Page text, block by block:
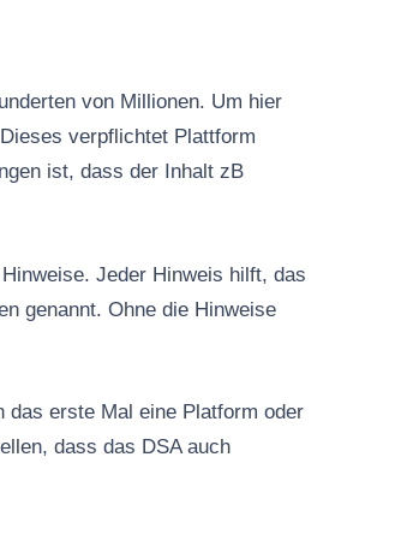
von Millionen. Um hier
verpflichtet Plattform
ist, dass der Inhalt zB
Jeder Hinweis hilft, das
genannt. Ohne die Hinweise
erste Mal eine Platform oder
dass das DSA auch